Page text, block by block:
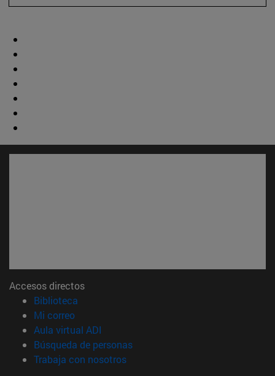
Accesos directos
Biblioteca
Mi correo(abre en nueva ventana)
Aula virtual ADI
Búsqueda de personas(abre en nueva ventana)
Trabaja con nosotros(abre en nueva ventana)